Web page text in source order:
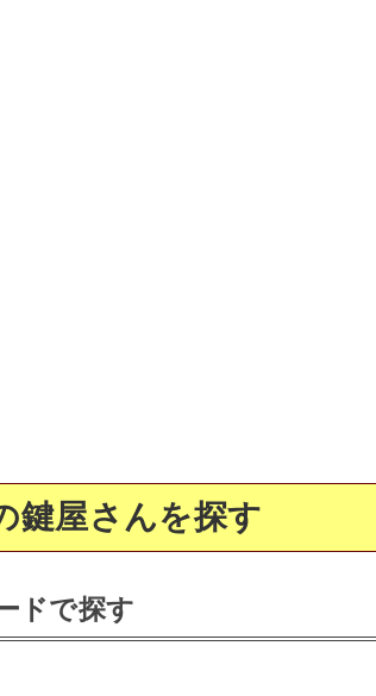
鍵屋さんを探す
ドで探す